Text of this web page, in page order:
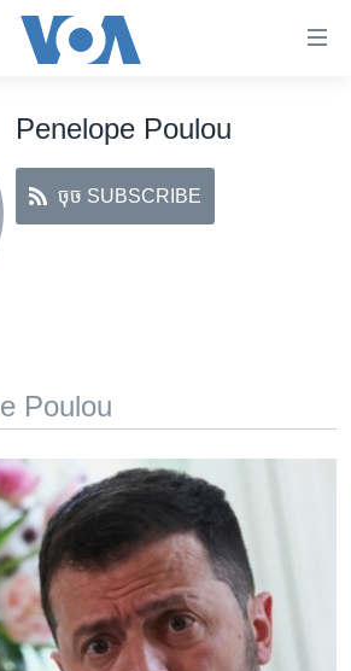
Penelope Poulou
ចុច SUBSCRIBE
Poulou